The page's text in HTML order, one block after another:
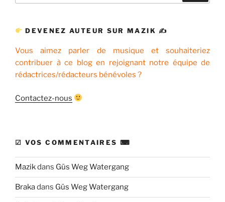
DEVENEZ AUTEUR SUR MAZIK ✍
Vous aimez parler de musique et souhaiteriez
contribuer à ce blog en rejoignant notre équipe de
rédactrices/rédacteurs bénévoles ?
Contactez-nous
☑ VOS COMMENTAIRES ⌨
Mazikdans Güs Weg Watergang
Brakadans Güs Weg Watergang